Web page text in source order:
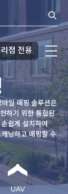
점 전용
일 매핑 솔루션은
하기 위한 통합된
쉽게 설치하여
닝하고 매핑할 수
UAV